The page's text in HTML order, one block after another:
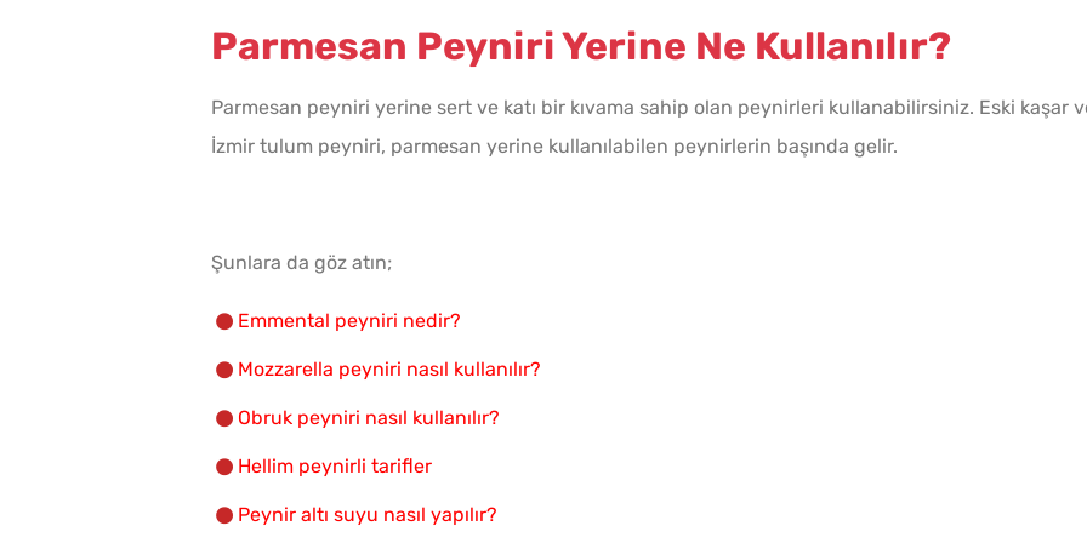
Parmesan Peyniri Yerine Ne Kullanılır?
Parmesan peyniri yerine sert ve katı bir kıvama sahip olan peynirleri kullanabilirsiniz. Eski kaşar
İzmir tulum peyniri, parmesan yerine kullanılabilen peynirlerin başında gelir.
Şunlara da göz atın;
Emmental peyniri nedir?
Mozzarella peyniri nasıl kullanılır?
Obruk peyniri nasıl kullanılır?
Hellim peynirli tarifler
Peynir altı suyu nasıl yapılır?